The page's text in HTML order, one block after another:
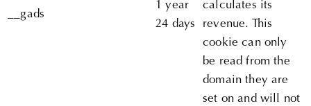
__gads
1 year
24 days
calculates its
revenue. This
cookie can only
be read from the
domain they are
set on and will not